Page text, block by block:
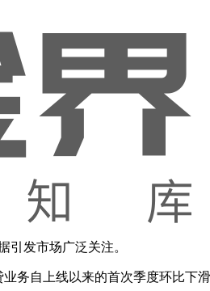
引发市场广泛关注。
务自上线以来的首次季度环比下